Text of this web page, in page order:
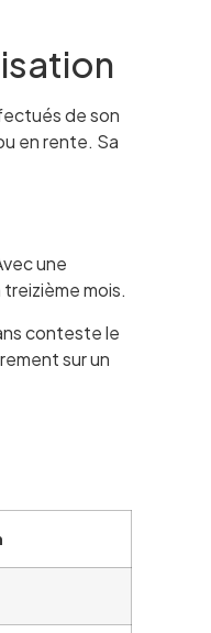
de son
en rente. Sa
une
mois.
conteste le
sur un